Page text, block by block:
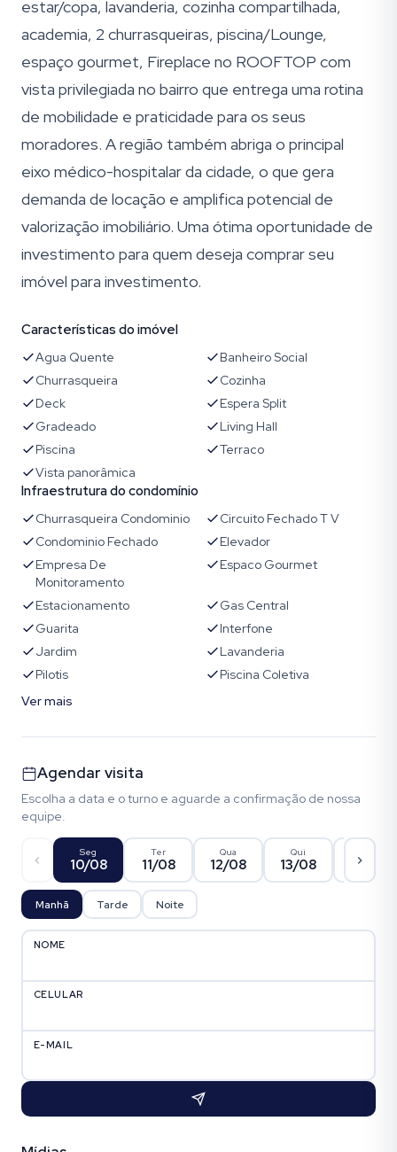
estar/copa, lavanderia, cozinha compartilhada,
academia, 2 churrasqueiras, piscina/Lounge,
espaço gourmet, Fireplace no ROOFTOP com
vista privilegiada no bairro que entrega uma rotina
de mobilidade e praticidade para os seus
moradores. A região também abriga o principal
eixo médico-hospitalar da cidade, o que gera
demanda de locação e amplifica potencial de
valorização imobiliário. Uma ótima oportunidade de
investimento para quem deseja comprar seu
imóvel para investimento.
Características do imóvel
Agua Quente
Banheiro Social
Churrasqueira
Cozinha
Deck
Espera Split
Gradeado
Living Hall
Piscina
Terraco
Vista panorâmica
Infraestrutura do condomínio
Churrasqueira Condominio
Circuito Fechado T V
Condominio Fechado
Elevador
Empresa De
Monitoramento
Espaco Gourmet
Estacionamento
Gas Central
Guarita
Interfone
Jardim
Lavanderia
Pilotis
Piscina Coletiva
Ver mais
Agendar visita
Escolha a data e o turno e aguarde a confirmação de nossa
equipe.
Seg
10/08
Ter
11/08
Qua
12/08
Qui
13/08 14/08
Manhã Tarde Noite
NOME
CELULAR
E-MAIL